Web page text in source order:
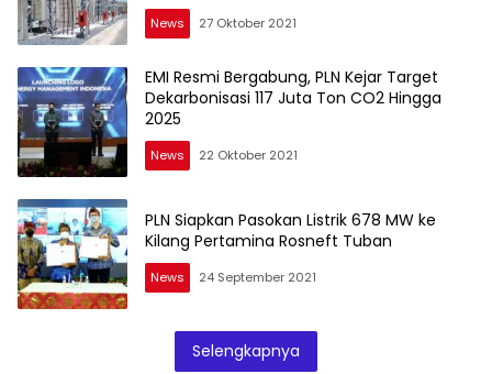
News 27 Oktober 2021
EMI Resmi Bergabung, PLN Kejar Target
Dekarbonisasi 117 Juta Ton CO2 Hingga
2025
News 22 Oktober 2021
PLN Siapkan Pasokan Listrik 678 MW ke
Kilang Pertamina Rosneft Tuban
News 24 September 2021
Selengkapnya